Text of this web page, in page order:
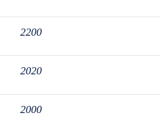
2200
2020
2000